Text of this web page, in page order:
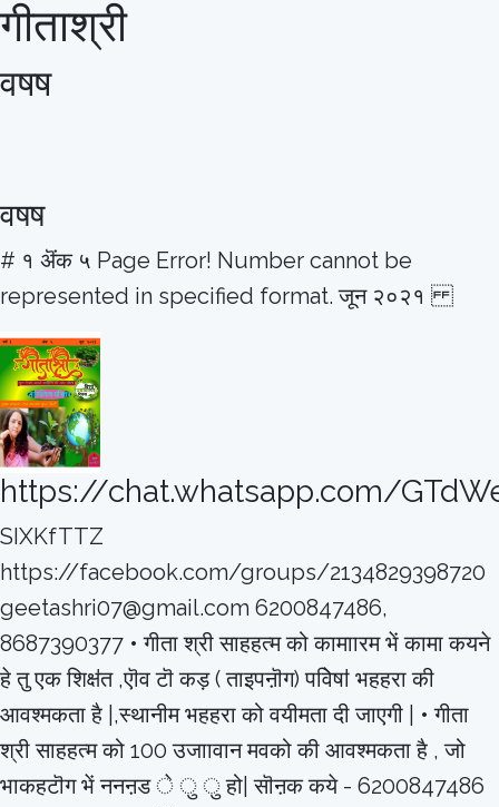
गीताश्री
वषष
वषष
# १ ऄंक ५ Page Error! Number cannot be
represented in specified format. जून २०२१
https://chat.whatsapp.com/
SIXKfTTZ
https://facebook.com/groups/2134829398720
geetashri07@gmail.com 6200847486,
8687390377 • गीता श्री साहहत्म को कामाारम भें कामा कयने
हे तु एक शिक्षऺत ,एॊव टॊ कड़ ( ताइपऩॊग) पविेषऻ भहहरा की
आवश्मकता है |,स्थानीम भहहरा को वयीमता दी जाएगी | • गीता
श्री साहहत्म को 100 उजाावान मवको की आवश्मकता है , जो
भाकहटॊग भें ननऩड े ु ु हो| सॊऩक कये - 6200847486